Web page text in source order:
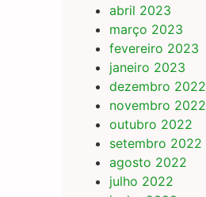
abril 2023
março 2023
fevereiro 2023
janeiro 2023
dezembro 2022
novembro 2022
outubro 2022
setembro 2022
agosto 2022
julho 2022